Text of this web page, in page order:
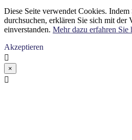
Diese Seite verwendet Cookies.
durchsuchen, erklären Sie sich mit der
einverstanden. Mehr dazu erfahren Sie
Akzeptieren

×
